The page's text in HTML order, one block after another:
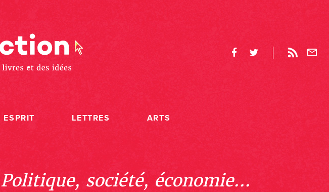
ESPRIT LETTRES ARTS
Politique, société, économie...